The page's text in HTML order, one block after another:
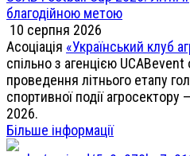
благодійною метою
10 серпня 2026
Асоціація «Український клуб
спільно з агенцією
проведення літнього етапу
спортивної події агросектору
2026.
Більше інформації